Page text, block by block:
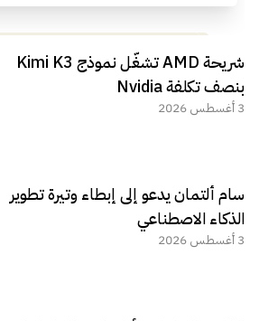
مراجعة شاملة لعملاق الألعاب
الجديد REDMAGIC 11 AIR
شريحة AMD تشغّل نموذج Kimi K3
بنصف تكلفة Nvidia
3 أغسطس 2026
سام ألتمان يدعو إلى إبطاء وتيرة تطوير
الذكاء الاصطناعي
3 أغسطس 2026